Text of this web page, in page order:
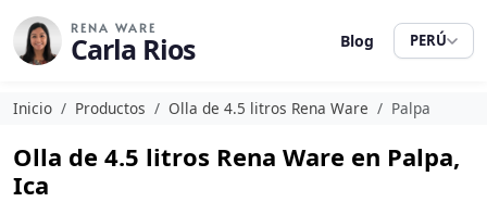
RENA WARE
Carla Rios Blog PERÚ
Inicio Productos Olla de 4.5 litros Rena Ware Palpa
Olla de 4.5 litros Rena Ware en Palpa,
Ica